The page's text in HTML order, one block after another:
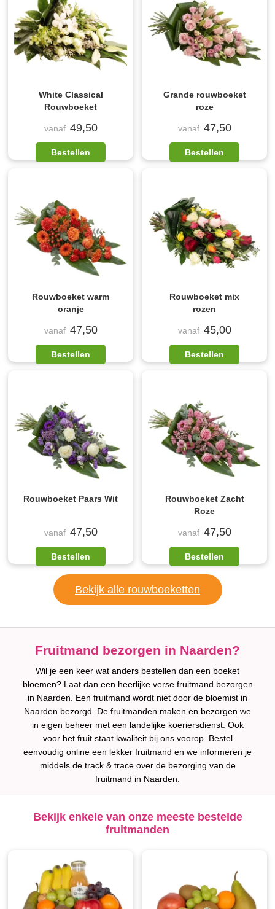
White Classical
Rouwboeket
vanaf 49,50
Bestellen
Grande rouwboeket
roze
vanaf 47,50
Bestellen
Rouwboeket warm
oranje
vanaf 47,50
Bestellen
Rouwboeket mix
rozen
vanaf 45,00
Bestellen
Rouwboeket Paars Wit
vanaf 47,50
Bestellen
Rouwboeket Zacht
Roze
vanaf 47,50
Bestellen
Bekijk alle rouwboeketten
Fruitmand bezorgen in Naarden?
Wil je een keer wat anders bestellen dan een boeket
bloemen? Laat dan een heerlijke verse fruitmand bezorgen
in Naarden. Een fruitmand wordt niet door de bloemist in
Naarden bezorgd. De fruitmanden maken en bezorgen we
in eigen beheer met een landelijke koeriersdienst. Ook
voor het fruit staat kwaliteit bij ons voorop. Bestel
eenvoudig online een lekker fruitmand en we informeren je
middels de track & trace over de bezorging van de
fruitmand in Naarden.
Bekijk enkele van onze meeste bestelde
fruitmanden